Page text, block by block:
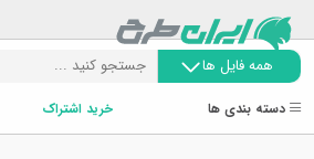
همه فایل ها
دسته بندی ها خرید اشتراک